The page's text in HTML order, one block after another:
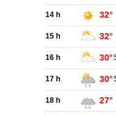
14 h 32°
15 h 32°
16 h 30°
17 h 30°
18 h 27°